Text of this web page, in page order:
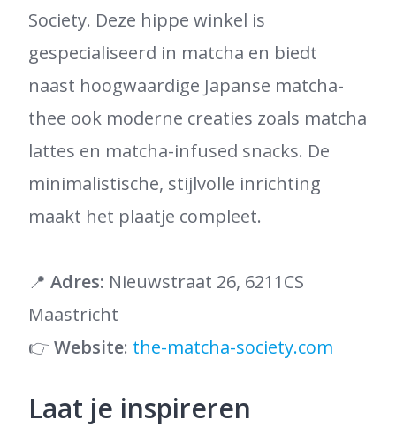
Society. Deze hippe winkel is
gespecialiseerd in matcha en biedt
naast hoogwaardige Japanse matcha-
thee ook moderne creaties zoals matcha
lattes en matcha-infused snacks. De
minimalistische, stijlvolle inrichting
maakt het plaatje compleet.
📍 Adres: Nieuwstraat 26, 6211CS
Maastricht
👉Website: the-matcha-society.com
Laat je inspireren